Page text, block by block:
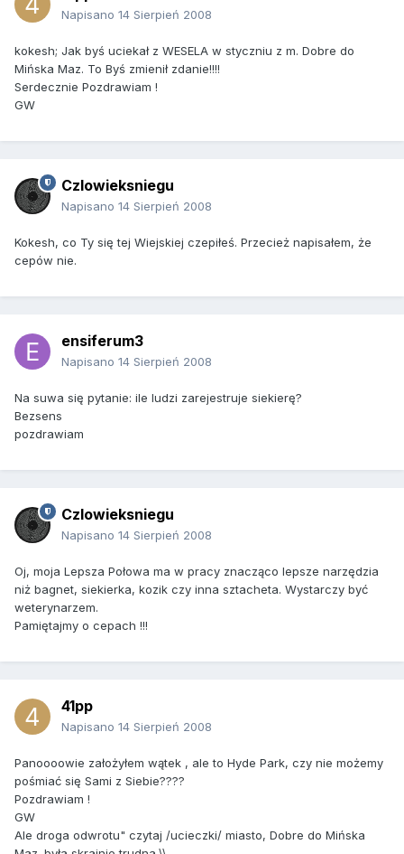
Napisano 14 Sierpień 2008
kokesh; Jak byś uciekał z WESELA w styczniu z m. Dobre do
Mińska Maz. To Byś zmienił zdanie!!!!
Serdecznie Pozdrawiam !
GW
Czlowieksniegu
Napisano 14 Sierpień 2008
Kokesh, co Ty się tej Wiejskiej czepiłeś. Przecież napisałem, że
cepów nie.
ensiferum3
Napisano 14 Sierpień 2008
Na suwa się pytanie: ile ludzi zarejestruje siekierę?
Bezsens
pozdrawiam
Czlowieksniegu
Napisano 14 Sierpień 2008
Oj, moja Lepsza Połowa ma w pracy znacząco lepsze narzędzia
niż bagnet, siekierka, kozik czy inna sztacheta. Wystarczy być
weterynarzem.
Pamiętajmy o cepach !!!
41pp
Napisano 14 Sierpień 2008
Panoooowie założyłem wątek , ale to Hyde Park, czy nie możemy
pośmiać się Sami z Siebie????
Pozdrawiam !
GW
Ale droga odwrotu" czytaj /ucieczki/ miasto, Dobre do Mińska